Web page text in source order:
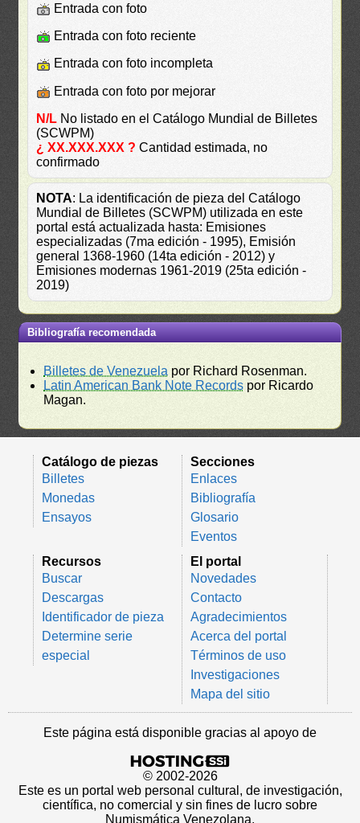
Entrada con foto
Entrada con foto reciente
Entrada con foto incompleta
Entrada con foto por mejorar
N/L No listado en el Catálogo Mundial de Billetes
(SCWPM)
¿ XX.XXX.XXX ? Cantidad estimada, no
confirmado
NOTA: La identificación de pieza del Catálogo
Mundial de Billetes (SCWPM) utilizada en este
portal está actualizada hasta: Emisiones
especializadas (7ma edición - 1995), Emisión
general 1368-1960 (14ta edición - 2012) y
Emisiones modernas 1961-2019 (25ta edición -
2019)
Bibliografía recomendada
Billetes de Venezuela por Richard Rosenman.
Latin American Bank Note Records por Ricardo
Magan.
Catálogo de piezas
Billetes
Monedas
Ensayos
Secciones
Enlaces
Bibliografía
Glosario
Eventos
Recursos
Buscar
Descargas
Identificador de pieza
Determine serie
especial
El portal
Novedades
Contacto
Agradecimientos
Acerca del portal
Términos de uso
Investigaciones
Mapa del sitio
Este página está disponible gracias al apoyo de
© 2002-2026
Este es un portal web personal cultural, de investigación,
científica, no comercial y sin fines de lucro sobre
Numismática Venezolana.